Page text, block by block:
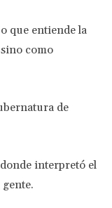
que entiende la
como
de
interpretó el